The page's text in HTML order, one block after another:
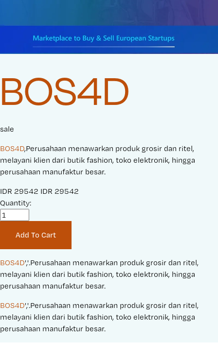
BOS4D
sale
BOS4D,Perusahaan menawarkan produk grosir dan ritel,
melayani klien dari butik fashion, toko elektronik, hingga
perusahaan manufaktur besar.
S
a
r
i
c
e
IDR 29542 O
i
n
a
l
P
i
c
e
IDR 29542
Quantity:
Add To Cart
BOS4D','.Perusahaan menawarkan produk grosir dan ritel,
melayani klien dari butik fashion, toko elektronik, hingga
perusahaan manufaktur besar.
BOS4D','.Perusahaan menawarkan produk grosir dan ritel,
melayani klien dari butik fashion, toko elektronik, hingga
perusahaan manufaktur besar.